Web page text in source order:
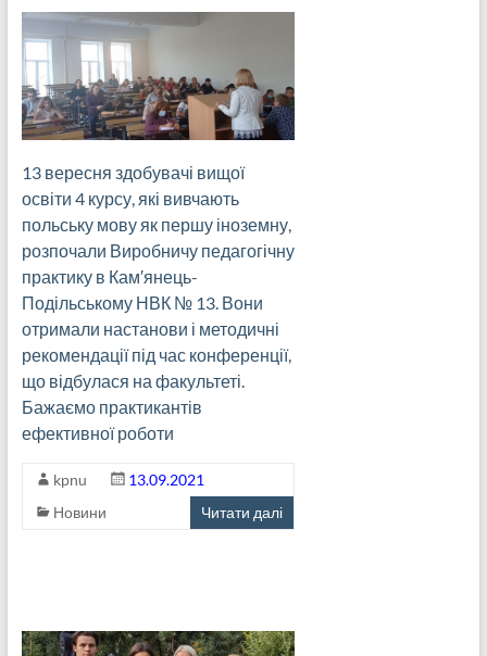
13 вересня здобувачі вищої
освіти 4 курсу, які вивчають
польську мову як першу іноземну,
розпочали Виробничу педагогічну
практику в Кам′янець-
Подільському НВК № 13. Вони
отримали настанови і методичні
рекомендації під час конференції,
що відбулася на факультеті.
Бажаємо практикантів
ефективної роботи
kpnu
13.09.2021
Новини
Читати далі